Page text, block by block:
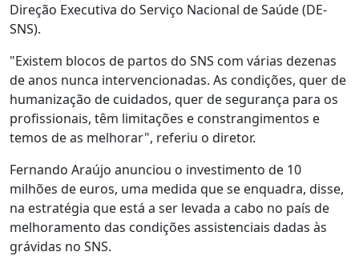
Direção Executiva do Serviço Nacional de Saúde (DE-
SNS).
"Existem blocos de partos do SNS com várias dezenas
de anos nunca intervencionadas. As condições, quer de
humanização de cuidados, quer de segurança para os
profissionais, têm limitações e constrangimentos e
temos de as melhorar", referiu o diretor.
Fernando Araújo anunciou o investimento de 10
milhões de euros, uma medida que se enquadra, disse,
na estratégia que está a ser levada a cabo no país de
melhoramento das condições assistenciais dadas às
grávidas no SNS.